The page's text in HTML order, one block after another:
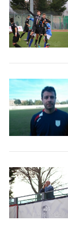
e
r
: